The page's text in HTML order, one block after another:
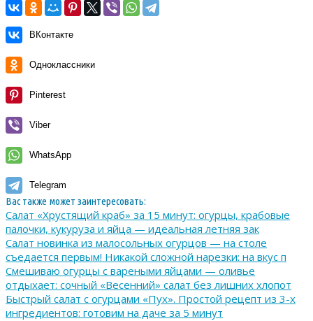
ВКонтакте
Одноклассники
Pinterest
Viber
WhatsApp
Telegram
Вас также может заинтересовать:
Салат «Хрустящий краб» за 15 минут: огурцы, крабовые
палочки, кукуруза и яйца — идеальная летняя зак
Салат новинка из малосольных огурцов — на столе
съедается первым! Никакой сложной нарезки: на вкус п
Смешиваю огурцы с вареными яйцами — оливье
отдыхает: сочный «Весенний» салат без лишних хлопот
Быстрый салат с огурцами «Пух». Простой рецепт из 3-х
ингредиентов: готовим на даче за 5 минут